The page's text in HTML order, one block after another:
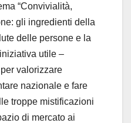
“Convivialità,
gli ingredienti della
delle persone e la
utile –
valorizzare
nazionale e fare
troppe mistificazioni
di mercato ai